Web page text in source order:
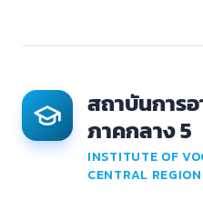
สถาบันการ
ภาคกลาง 5
INSTITUTE OF
CENTRAL